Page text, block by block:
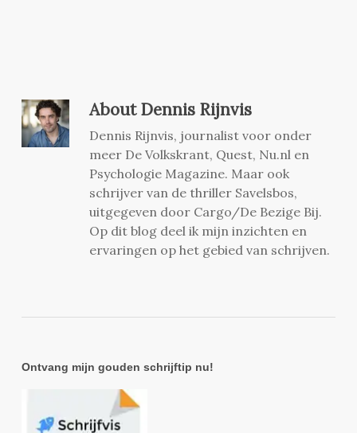
AboutDennis Rijnvis
Dennis Rijnvis, journalist voor onder
meer De Volkskrant, Quest, Nu.nl en
Psychologie Magazine. Maar ook
schrijver van de thriller Savelsbos,
uitgegeven door Cargo/De Bezige Bij.
Op dit blog deel ik mijn inzichten en
ervaringen op het gebied van schrijven.
Ontvang mijn gouden schrijftip nu!